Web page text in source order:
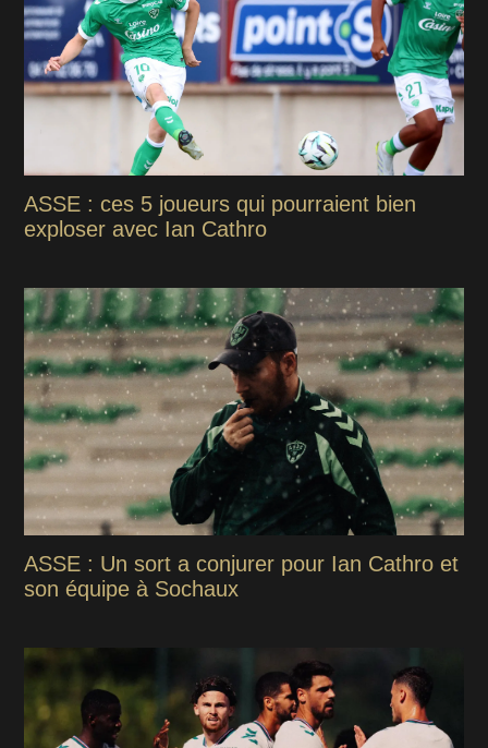
ASSE : ces 5 joueurs qui pourraient bien
exploser avec Ian Cathro
ASSE : Un sort a conjurer pour Ian Cathro et
son équipe à Sochaux